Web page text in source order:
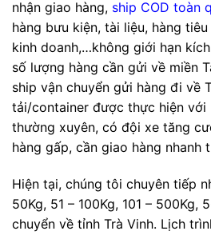
nhận giao hàng, ship COD toàn
hàng bưu kiện, tài liệu, hàng
kinh doanh,…không giới hạn
số lượng hàng cần gửi về miền
ship vận chuyển gửi hàng đi về
tải/container được thực hiện với
thường xuyên, có đội xe tăng
hàng gấp, cần giao hàng nhanh
Hiện tại, chúng tôi chuyên tiếp
50Kg, 51 – 100Kg, 101 – 500Kg,
chuyển về tỉnh Trà Vinh. Lịch